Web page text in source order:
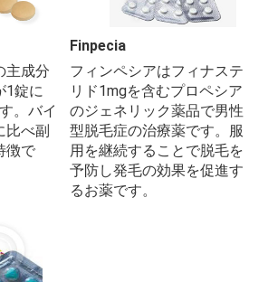
主成分
1錠に
。バイ
比べ副
徴で
Finpecia
フィンペシアはフィナステ
リド1mgを含むプロペシア
のジェネリック薬品で男性
型脱毛症の治療薬です。服
用を継続することで脱毛を
予防し発毛の効果を促進す
るお薬です。